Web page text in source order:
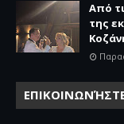
Από
της